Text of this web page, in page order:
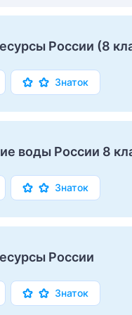
России (8
Знаток
воды России 8
Знаток
России
Знаток